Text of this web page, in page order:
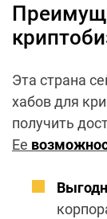
Эта страна
хабов для
получить
Ее